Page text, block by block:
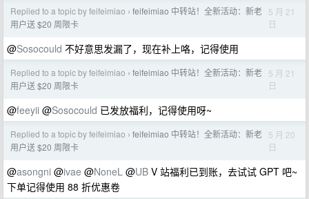
Replied to a topic by feifeimiao › feifeimiao 中转站！全新活动：新老
用户送 $20 周限卡
5 月 21
日
@Sosocould 不好意思发漏了，现在补上咯，记得使用
Replied to a topic by feifeimiao › feifeimiao 中转站！全新活动：新老
用户送 $20 周限卡
5 月 21
日
@feeyii @Sosocould 已发放福利，记得使用呀~
Replied to a topic by feifeimiao › feifeimiao 中转站！全新活动：新老
用户送 $20 周限卡
5 月 20
日
@asongni @ivae @NoneL @UB V 站福利已到账，去试试 GPT 吧~
下单记得使用 88 折优惠卷